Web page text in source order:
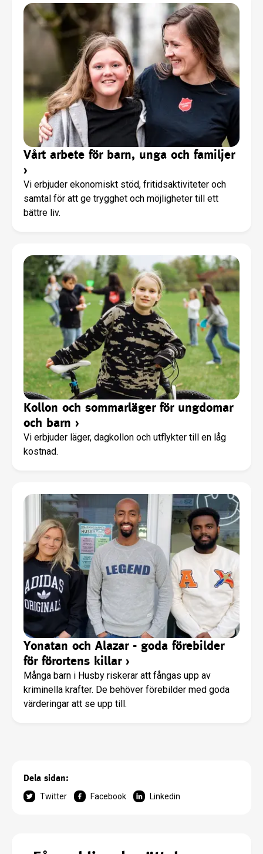
Vårt arbete för barn, unga och familjer
›
Vi erbjuder ekonomiskt stöd, fritidsaktiviteter och
samtal för att ge trygghet och möjligheter till ett
bättre liv.
Kollon och sommarläger för ungdomar
och barn ›
Vi erbjuder läger, dagkollon och utflykter till en låg
kostnad.
Yonatan och Alazar - goda förebilder
för förortens killar›
Många barn i Husby riskerar att fångas upp av
kriminella krafter. De behöver förebilder med goda
värderingar att se upp till.
Dela sidan:
Twitter Facebook Linkedin